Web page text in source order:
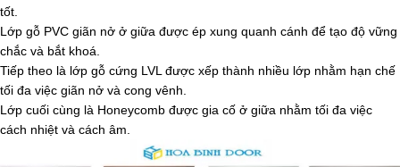
tốt.
Lớp gỗ PVC giãn nở ở giữa được ép xung quanh cánh để tạo độ vững
chắc và bắt khoá.
Tiếp theo là lớp gỗ cứng LVL được xếp thành nhiều lớp nhằm hạn chế
tối đa việc giãn nở và cong vênh.
Lớp cuối cùng là Honeycomb được gia cố ở giữa nhằm tối đa việc
cách nhiệt và cách âm.